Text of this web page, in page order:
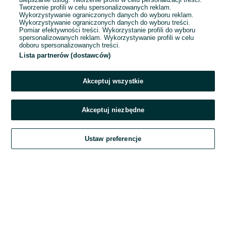
Hasło
Zaloguj się
Kontynuując za pośrednictwem jednego z dostawców wskazanych powyżej,
OLX.pl w jego aktualnym brzmieniu.
Tworzenie profili w celu spersonalizowanych reklam.
Wykorzystywanie ograniczonych danych do wyboru reklam.
Wykorzystywanie ograniczonych danych do wyboru treści.
Pomiar efektywności treści. Wykorzystanie profili do wyboru
spersonalizowanych reklam. Wykorzystywanie profili w celu
doboru spersonalizowanych treści.
Lista partnerów (dostawców)
Akceptuj wszystkie
Akceptuj niezbędne
Ustaw preferencje